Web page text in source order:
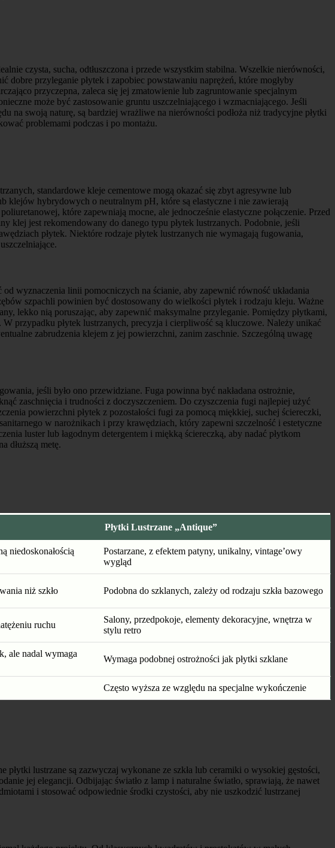
czysta, sucha, odtłuszczona i przede wszystkim stabilna. Wszelkie nierówności,
dobre przyleganie płytek i zapobiec powstawaniu naprężeń, które mogłyby
przyczepna, zaleca się jej zmatowienie lub zagruntowanie specjalnym
może być zastosowanie gruntu uszczelniającego i wzmacniającego. Jeśli
na swoją naturę, są bardziej wrażliwe na nierówności podłoża niż tradycyjne płytki
problemami podczas i po montażu.
standardowe kleje cementowe mogą okazać się zbyt agresywne lub
klejów hybrydowych o neutralnym pH, które są elastyczne i nie zawierają
które zapewniają mocne, ale jednocześnie elastyczne połączenie. Przed
klej jest rekomendowany do danego typu płytek lustrzanych. Podobnie, jeśli
płytek. Niektóre rodzaje płytek lustrzanych nie wymagają fugowania,
wyznaczenia linii pomocniczych na ścianie, aby zapewnić równość układania
szpachli powinien być dostosowany do wielkości płytek i rodzaju kleju. Ważne
lekko nią poruszając, aby zapewnić maksymalne przyleganie. Pomiędzy płytkami,
przypadku płytek lustrzanych, precyzja i cierpliwość są kluczowe. Należy unikać
zabrudzenia klejem z jej powierzchni, zanim zaschnie. Szczególną uwagę
jeśli było ono przewidziane. Fuga powinna być nakładana ostrożnie,
zaschnięcia i trudności z doczyszczeniem. Do czyszczenia fugi najlepiej użyć
powierzchni płytek z pozostałości fugi za pomocą miękkiej, suchej ściereczki,
w narożnikach i przy krawędziach, który zapewni szczelność i estetyczne
luster lub łagodnym detergentem i miękką ściereczką, aby nadać płytkom
dłuższą metę.
Płytki Lustrzane „Antique”
niedoskonałością
Postarzane, z efektem patyny, unikalny, vintage’owy
wygląd
niż szkło Podobna do szklanych, zależy od rodzaju szkła bazowego
ruchu
Salony, przedpokoje, elementy dekoracyjne, wnętrza w
stylu retro
ale nadal wymaga
Wymaga podobnej ostrożności jak płytki szklane
Często wyższa ze względu na specjalne wykończenie
lustrzane są zazwyczaj wykonane ze szkła lub ceramiki o wysokiej gęstości,
jej elegancji. Odbijając światło z lamp i naturalne światło, sprawiają, że nawet
i stosować odpowiednie środki czystości, aby nie uszkodzić lustrzanej